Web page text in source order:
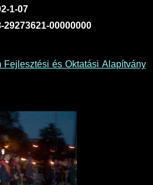
1-07
00000000
és Oktatási Alapítvány